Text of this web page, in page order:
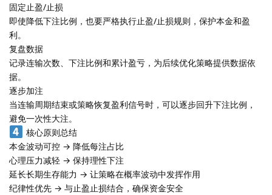
固定止盈/止损
即使降低下注比例，也要严格执行止盈/止损规则，保护本金和盈
利。
复盘数据
记录连输次数、下注比例和累计盈亏，为后续优化策略提供数据依
据。
逐步加注
当连输周期结束或策略恢复盈利信号时，可以逐步回升下注比例，
避免一次性大注。
核心原则总结
本金波动可控 → 降低每注占比
心理压力减轻 → 保持理性下注
延长长期生存能力 → 让策略在概率波动中发挥作用
纪律性优先 → 与止盈止损结合，确保资金安全